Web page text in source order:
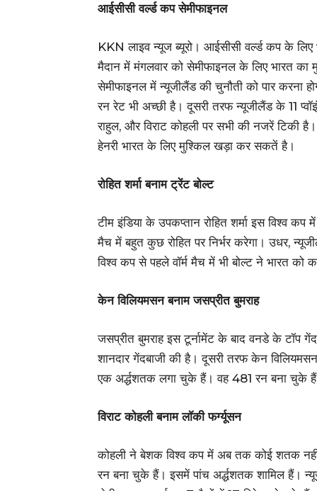
आईसीसी वर्ल्ड कप सेमीफाइनल
KKN लाइव न्यूज ब्यूरो। आईसीसी वर्ल्ड कप के
मैदान में मंगलवार को सेमीफाइनल के लिए भारत
सेमीफाइनल में न्यूजीलैंड की चुनौती को पार करना
रन रेट भी अच्छी है। दूसरी तरफ न्यूजीलैंड के 11
राहुल, और विराट कोहली पर सभी की नजरें टिकी
हेनरी भारत के लिए मुश्किल खड़ा कर सकतें है।
रोहित शर्मा बनाम ट्रेंट बोल्ट
टीम इंडिया के उपकप्तान रोहित शर्मा इस विश्व
मैच में बहुत कुछ रोहित पर निर्भर करेगा। उधर,
विश्व कप से पहले वॉर्म मैच में भी बोल्ट ने भारत को
केन विलियमसन बनाम जसप्रीत बुमराह
जसप्रीत बुमराह इस टूर्नामेंट के बाद वनडे के टॉप
शानदार गेंदबाजी की है। दूसरी तरफ केन
एक अर्द्धशतक लगा चुके हैं। वह 481 रन बना चुके
विराट कोहली बनाम लॉकी फर्ग्यूसन
कोहली ने बेशक विश्व कप में अब तक कोई शतक नहीं
रन बना चुके हैं। इसमें पांच अर्द्धशतक शामिल हैं।